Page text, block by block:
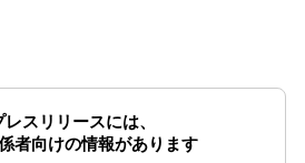
レスリリースには、
者向けの情報があります